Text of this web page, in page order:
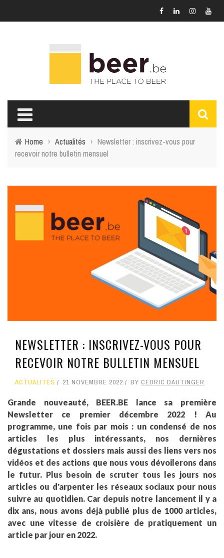
Home › Actualités › Newsletter : inscrivez-vous pour
recevoir notre bulletin mensuel
NEWSLETTER : INSCRIVEZ-VOUS POUR
RECEVOIR NOTRE BULLETIN MENSUEL
ACTUALITÉS 21 NOVEMBRE 2022 BY CÉDRIC DAUTINGER
Grande nouveauté, BEER.BE lance sa première
Newsletter ce premier décembre 2022 ! Au
programme, une fois par mois : un condensé de nos
articles les plus intéressants, nos dernières
dégustations et dossiers mais aussi des liens vers nos
vidéos et des actions que nous vous dévoilerons dans
le futur. Plus besoin de scruter tous les jours nos
articles ou d'arpenter les réseaux sociaux pour nous
suivre au quotidien. Car depuis notre lancement il y a
dix ans, nous avons déjà publié plus de 1000 articles,
avec une vitesse de croisière de pratiquement un
article par jour en 2022.